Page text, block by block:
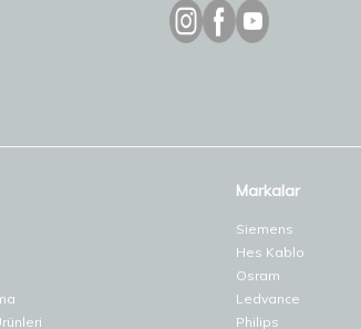
Markalar
Siemens
Hes Kablo
Osram
Ledvance
Philips